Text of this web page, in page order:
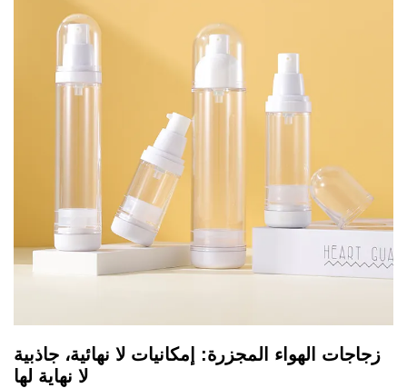
زجاجات الهواء المجزرة: إمكانيات لا نهائية، جاذبية
لا نهاية لها